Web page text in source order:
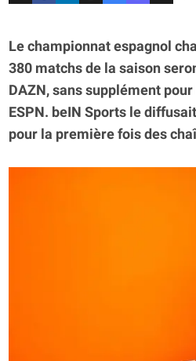
Le championnat espagnol
380 matchs de la saison
DAZN, sans supplément
ESPN. beIN Sports le
pour la première fois des